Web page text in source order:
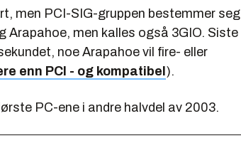
men PCI-SIG-gruppen bestemmer seg
men kalles også 3GIO. Siste
noe Arapahoe vil fire- eller
enn PCI - og kompatibel ).
PC-ene i andre halvdel av 2003.